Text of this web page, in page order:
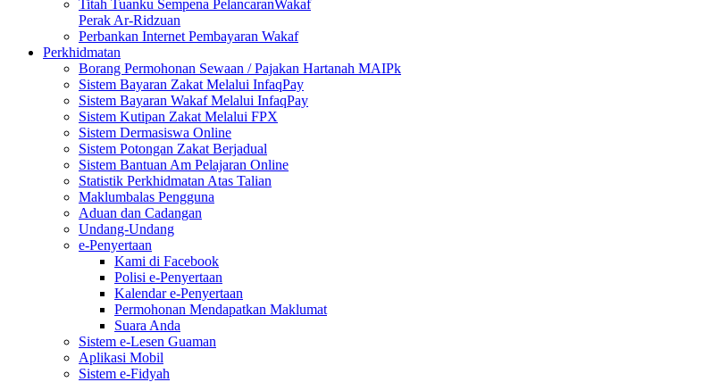
Titah Tuanku Sempena PelancaranWakaf
Perak Ar-Ridzuan
Perbankan Internet Pembayaran Wakaf
Perkhidmatan
Borang Permohonan Sewaan / Pajakan Hartanah MAIPk
Sistem Bayaran Zakat Melalui InfaqPay
Sistem Bayaran Wakaf Melalui InfaqPay
Sistem Kutipan Zakat Melalui FPX
Sistem Dermasiswa Online
Sistem Potongan Zakat Berjadual
Sistem Bantuan Am Pelajaran Online
Statistik Perkhidmatan Atas Talian
Maklumbalas Pengguna
Aduan dan Cadangan
Undang-Undang
e-Penyertaan
Kami di Facebook
Polisi e-Penyertaan
Kalendar e-Penyertaan
Permohonan Mendapatkan Maklumat
Suara Anda
Sistem e-Lesen Guaman
Aplikasi Mobil
Sistem e-Fidyah